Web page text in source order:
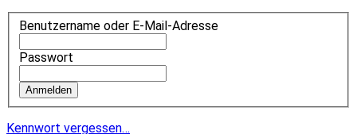
Benutzername oder E-Mail-Adresse
Passwort
Kennwort vergessen…